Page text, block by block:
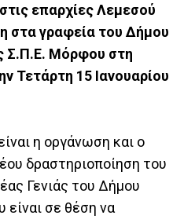
επαρχίες Λεμεσού
στα γραφεία του Δήμου
Σ.Π.Ε. Μόρφου στη
Τετάρτη 15 Ιανουαρίου
η οργάνωση και ο
δραστηριοποίηση του
Γενιάς του Δήμου
σε θέση να